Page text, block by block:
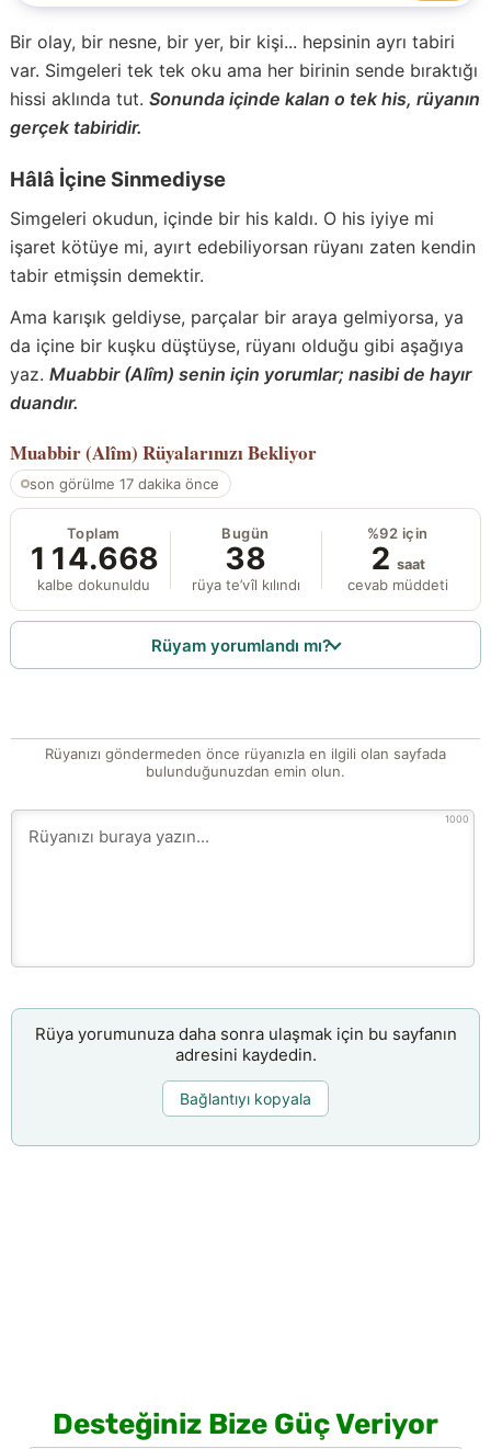
Bir olay, bir nesne, bir yer, bir kişi... hepsinin ayrı tabiri
var. Simgeleri tek tek oku ama her birinin sende bıraktığı
hissi aklında tut. Sonunda içinde kalan o tek his, rüyanın
gerçek tabiridir.
Hâlâ İçine Sinmediyse
Simgeleri okudun, içinde bir his kaldı. O his iyiye mi
işaret kötüye mi, ayırt edebiliyorsan rüyanı zaten kendin
tabir etmişsin demektir.
Ama karışık geldiyse, parçalar bir araya gelmiyorsa, ya
da içine bir kuşku düştüyse, rüyanı olduğu gibi aşağıya
yaz. Muabbir (Alîm) senin için yorumlar; nasibi de hayır
duandır.
Muabbir (Alîm) Rüyalarınızı Bekliyor
son görülme 17 dakika önce
Toplam
114.668
kalbe dokunuldu
Bugün
38
rüya te’vîl kılındı
%92 için
2 saat
cevab müddeti
Rüyam yorumlandı mı?
Rüyanızı göndermeden önce rüyanızla en ilgili olan sayfada
bulunduğunuzdan emin olun.
1000
Rüya yorumunuza daha sonra ulaşmak için bu sayfanın
adresini kaydedin.
Bağlantıyı kopyala
Desteğiniz Bize Güç Veriyor